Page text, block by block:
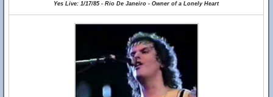
Yes Live: 1/17/85 - Rio De Janeiro - Owner of a Lonely Heart